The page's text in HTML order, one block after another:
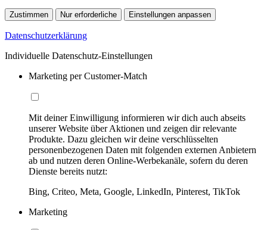
Zustimmen Nur erforderliche Einstellungen anpassen
Datenschutzerklärung
Individuelle Datenschutz-Einstellungen
Marketing per Customer-Match
Mit deiner Einwilligung informieren wir dich auch abseits
unserer Website über Aktionen und zeigen dir relevante
Produkte. Dazu gleichen wir deine verschlüsselten
personenbezogenen Daten mit folgenden externen Anbietern
ab und nutzen deren Online-Werbekanäle, sofern du deren
Dienste bereits nutzt:
Bing, Criteo, Meta, Google, LinkedIn, Pinterest, TikTok
Marketing